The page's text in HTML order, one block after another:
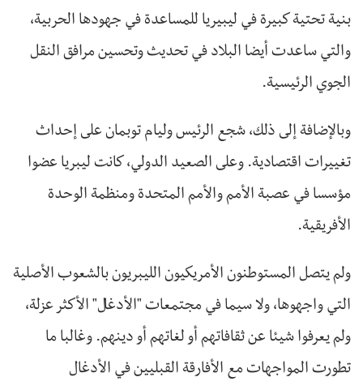
بنية تحتية كبيرة في ليبيريا للمساعدة في جهودها الحربية،
والتي ساعدت أيضا البلاد في تحديث وتحسين مرافق النقل
الجوي الرئيسية.
وبالإضافة إلى ذلك، شجع الرئيس وليام توبمان على إحداث
تغييرات اقتصادية. وعلى الصعيد الدولي، كانت ليبريا عضوا
مؤسسا في عصبة الأمم والأمم المتحدة ومنظمة الوحدة
الأفريقية.
ولم يتصل المستوطنون الأمريكيون الليبريون بالشعوب الأصلية
التي واجهوها، ولا سيما في مجتمعات "الأدغال" الأكثر عزلة،
ولم يعرفوا شيئا عن ثقافاتهم أو لغاتهم أو دينهم. وغالبا ما
تطورت المواجهات مع الأفارقة القبليين في الأدغال